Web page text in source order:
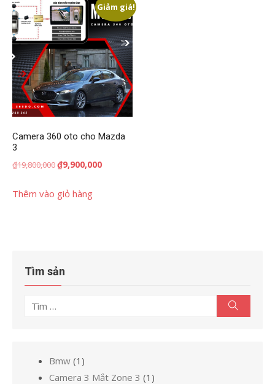
Giảm giá!
Camera 360 oto cho Mazda
3
₫19,800,000Giá
là:
₫9,900,000Giá
Thêm vào giỏ hàng
Tìm sản
Tìm
kiếm
Bmw 1 1
sản
Camera 3 Mắt Zone 3 1 1